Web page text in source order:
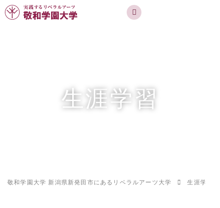
実践するリベラルアーツ 敬和学園大学
生涯学習
敬和学園大学 新潟県新発田市にあるリベラルアーツ大学 生涯学習